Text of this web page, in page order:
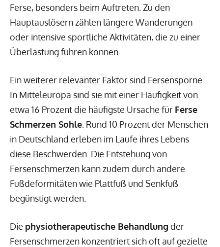
Ferse, besonders beim Auftreten. Zu den
Hauptauslösern zählen längere Wanderungen
oder intensive sportliche Aktivitäten, die zu einer
Überlastung führen können.
Ein weiterer relevanter Faktor sind Fersensporne.
In Mitteleuropa sind sie mit einer Häufigkeit von
etwa 16 Prozent die häufigste Ursache für Ferse
Schmerzen Sohle . Rund 10 Prozent der Menschen
in Deutschland erleben im Laufe ihres Lebens
diese Beschwerden. Die Entstehung von
Fersenschmerzen kann zudem durch andere
Fußdeformitäten wie Plattfuß und Senkfuß
begünstigt werden.
Die physiotherapeutische Behandlung der
Fersenschmerzen konzentriert sich oft auf gezielte